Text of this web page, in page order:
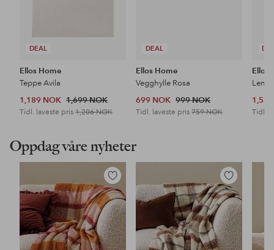
DEAL
Ellos Home
Teppe Avila
1,189 NOK 1,699 NOK
Tidl. laveste pris 1,206 NOK
DEAL
Ellos Home
Vegghylle Rosa
699 NOK 999 NOK
Tidl. laveste pris759 NOK
Ellos
Tidl.
Oppdag våre nyheter
Legg
til
favoritter
Legg
til
favoritter